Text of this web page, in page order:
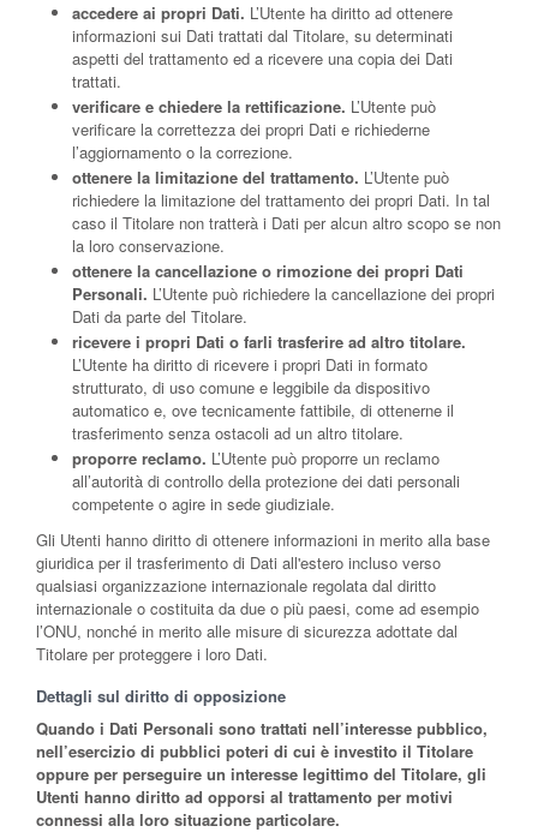
accedere ai propri Dati. L’Utente ha diritto ad ottenere
informazioni sui Dati trattati dal Titolare, su determinati
aspetti del trattamento ed a ricevere una copia dei Dati
trattati.
verificare e chiedere la rettificazione. L’Utente può
verificare la correttezza dei propri Dati e richiederne
l’aggiornamento o la correzione.
ottenere la limitazione del trattamento. L’Utente può
richiedere la limitazione del trattamento dei propri Dati. In tal
caso il Titolare non tratterà i Dati per alcun altro scopo se non
la loro conservazione.
ottenere la cancellazione o rimozione dei propri Dati
Personali. L’Utente può richiedere la cancellazione dei propri
Dati da parte del Titolare.
ricevere i propri Dati o farli trasferire ad altro titolare.
L’Utente ha diritto di ricevere i propri Dati in formato
strutturato, di uso comune e leggibile da dispositivo
automatico e, ove tecnicamente fattibile, di ottenerne il
trasferimento senza ostacoli ad un altro titolare.
proporre reclamo. L’Utente può proporre un reclamo
all’autorità di controllo della protezione dei dati personali
competente o agire in sede giudiziale.
Gli Utenti hanno diritto di ottenere informazioni in merito alla base
giuridica per il trasferimento di Dati all'estero incluso verso
qualsiasi organizzazione internazionale regolata dal diritto
internazionale o costituita da due o più paesi, come ad esempio
l’ONU, nonché in merito alle misure di sicurezza adottate dal
Titolare per proteggere i loro Dati.
Dettagli sul diritto di opposizione
Quando i Dati Personali sono trattati nell’interesse pubblico,
nell’esercizio di pubblici poteri di cui è investito il Titolare
oppure per perseguire un interesse legittimo del Titolare, gli
Utenti hanno diritto ad opporsi al trattamento per motivi
connessi alla loro situazione particolare.